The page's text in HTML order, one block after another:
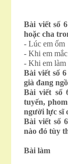
Bài viết số
hoặc cha
- Lúc em ốm
- Khi em
- Khi em làm
Bài viết số
già đang
Bài viết số
tuyến,
người lực sĩ
Bài viết số
nào đó tùy
Bài làm